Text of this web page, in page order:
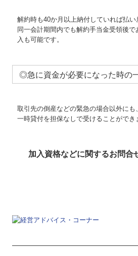
解約時も40か月以上納付していれば払い
同一会計期間内でも解約手当金受領後
入も可能です。
◎急に資金が必要になった時の
取引先の倒産などの緊急の場合以外に
一時貸付を担保なしで受けることができ
加入資格などに関するお問合